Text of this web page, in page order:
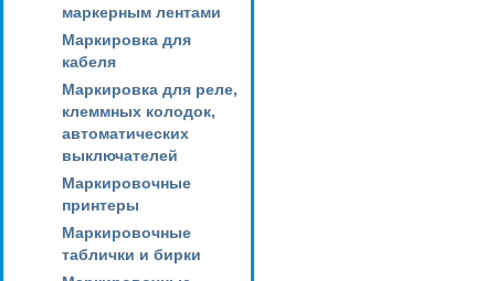
маркерным лентами
Маркировка для
кабеля
Маркировка для реле,
клеммных колодок,
автоматических
выключателей
Маркировочные
принтеры
Маркировочные
таблички и бирки